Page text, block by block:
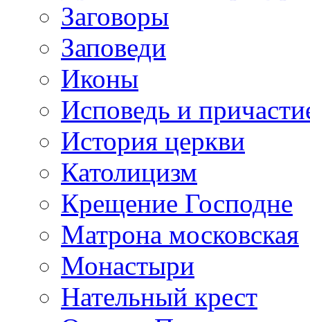
Заговоры
Заповеди
Иконы
Исповедь и
История церкви
Католицизм
Крещение Господне
Матрона московская
Монастыри
Нательный крест